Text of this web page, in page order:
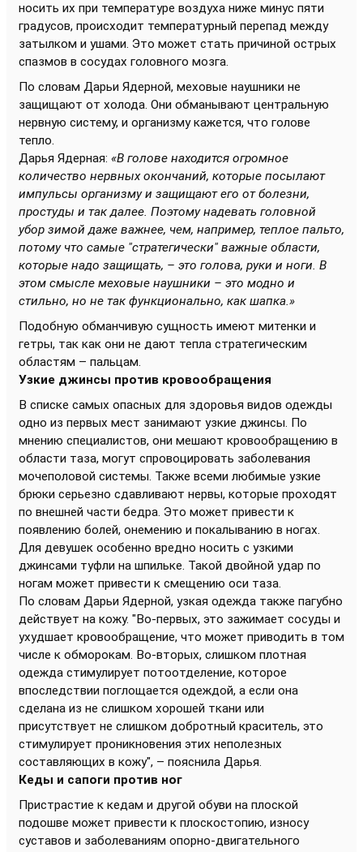
носить их при температуре воздуха ниже минус пяти
градусов, происходит температурный перепад между
затылком и ушами. Это может стать причиной острых
спазмов в сосудах головного мозга.
По словам Дарьи Ядерной, меховые наушники не
защищают от холода. Они обманывают центральную
нервную систему, и организму кажется, что голове
тепло.
Дарья Ядерная: «В голове находится огромное
количество нервных окончаний, которые посылают
импульсы организму и защищают его от болезни,
простуды и так далее. Поэтому надевать головной
убор зимой даже важнее, чем, например, теплое пальто,
потому что самые "стратегически" важные области,
которые надо защищать, – это голова, руки и ноги. В
этом смысле меховые наушники – это модно и
стильно, но не так функционально, как шапка.»
Подобную обманчивую сущность имеют митенки и
гетры, так как они не дают тепла стратегическим
областям – пальцам.
Узкие джинсы против кровообращения
В списке самых опасных для здоровья видов одежды
одно из первых мест занимают узкие джинсы. По
мнению специалистов, они мешают кровообращению в
области таза, могут спровоцировать заболевания
мочеполовой системы. Также всеми любимые узкие
брюки серьезно сдавливают нервы, которые проходят
по внешней части бедра. Это может привести к
появлению болей, онемению и покалыванию в ногах.
Для девушек особенно вредно носить с узкими
джинсами туфли на шпильке. Такой двойной удар по
ногам может привести к смещению оси таза.
По словам Дарьи Ядерной, узкая одежда также пагубно
действует на кожу. "Во-первых, это зажимает сосуды и
ухудшает кровообращение, что может приводить в том
числе к обморокам. Во-вторых, слишком плотная
одежда стимулирует потоотделение, которое
впоследствии поглощается одеждой, а если она
сделана из не слишком хорошей ткани или
присутствует не слишком добротный краситель, это
стимулирует проникновения этих неполезных
составляющих в кожу", – пояснила Дарья.
Кеды и сапоги против ног
Пристрастие к кедам и другой обуви на плоской
подошве может привести к плоскостопию, износу
суставов и заболеваниям опорно-двигательного